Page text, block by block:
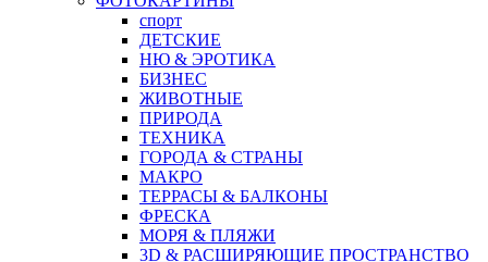
спорт
ДЕТСКИЕ
НЮ & ЭРОТИКА
БИЗНЕС
ЖИВОТНЫЕ
ПРИРОДА
ТЕХНИКА
ГОРОДА & СТРАНЫ
МАКРО
ТЕРРАСЫ & БАЛКОНЫ
ФРЕСКА
МОРЯ & ПЛЯЖИ
3D & РАСШИРЯЮЩИЕ ПРОСТРАНСТВО